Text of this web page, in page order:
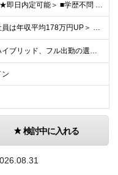
＜Web面談1回のみ★即日内定可能＞ ■学歴不問 ■エンジニアとしての実務経験1年以上 （開発・インフラ・技術・工程など不問）
＜当社に転職した社員は年収平均178万円UP＞ 月給45万円～120万円＋賞与＋各手当 ※経験・能力などを考慮の上、決定します ※案件の契約内容（月単金など）や昇給、賞与額はすべてシステム上で開示し
＼フルリモート、ハイブリッド、フル出勤の選択可＆帰社日なし／ 【下記エリアを中心とするクライアント先または自宅にて勤務】 ■首都圏：東京・埼玉・千葉・神奈川 ■関西：大阪・兵庫・京都・滋賀・奈良・和
ン
検討中に入れる